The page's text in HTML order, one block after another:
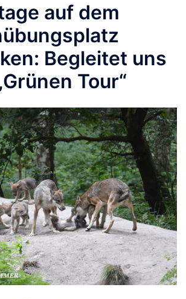
auf dem
Begleitet uns
Tour“